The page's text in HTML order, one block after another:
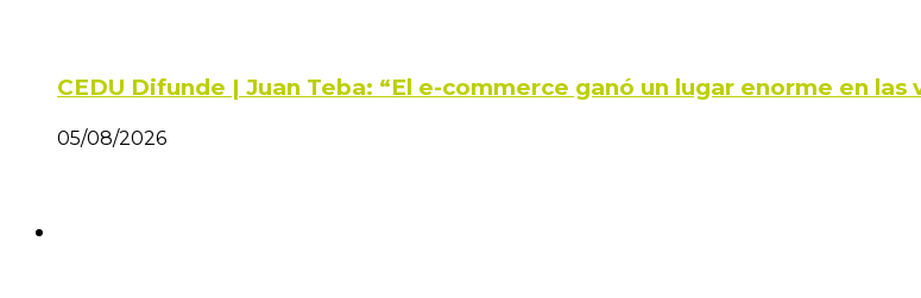
CEDU Difunde | Juan Teba: “El e-commerce ganó un lugar enorme en las
05/08/2026